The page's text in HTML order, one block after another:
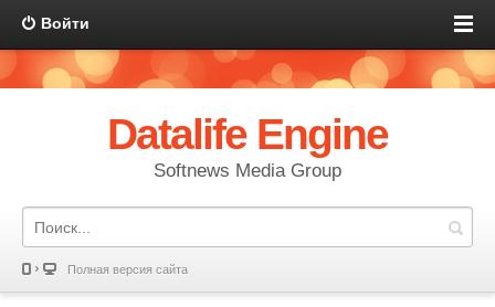
Войти
Datalife Engine
Softnews Media Group
Полная версия сайта